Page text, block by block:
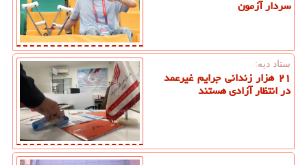
سردار آزمون
ستاد دیه:
۲۱ هزار زندانی جرایم غیرعمد
در انتظار آزادی هستند